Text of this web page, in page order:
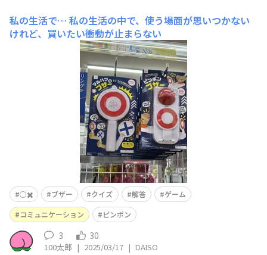
私の生活で… 私の生活の中で、使う場面が思いつかない
けれど、買いたい衝動が止まらない
○✖️ ブザー クイズ 解答
ゲーム
コミュニケーション
ピンポン
3 30
100太郎 | 2025/03/17 | DAISO